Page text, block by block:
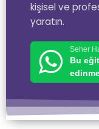
kişisel ve
yaratın.
Seher
Bu